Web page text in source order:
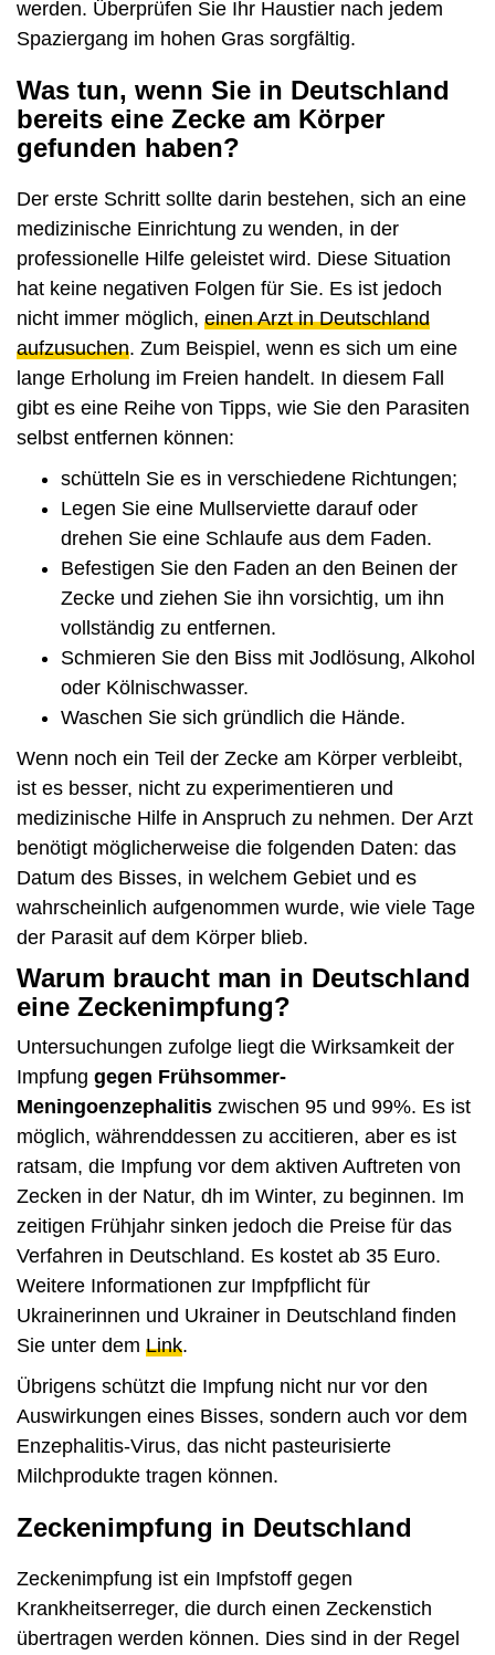
werden. Überprüfen Sie Ihr Haustier nach jedem
Spaziergang im hohen Gras sorgfältig.
Was tun, wenn Sie in Deutschland
bereits eine Zecke am Körper
gefunden haben?
Der erste Schritt sollte darin bestehen, sich an eine
medizinische Einrichtung zu wenden, in der
professionelle Hilfe geleistet wird. Diese Situation
hat keine negativen Folgen für Sie. Es ist jedoch
nicht immer möglich, einen Arzt in Deutschland
aufzusuchen. Zum Beispiel, wenn es sich um eine
lange Erholung im Freien handelt. In diesem Fall
gibt es eine Reihe von Tipps, wie Sie den Parasiten
selbst entfernen können:
schütteln Sie es in verschiedene Richtungen;
Legen Sie eine Mullserviette darauf oder
drehen Sie eine Schlaufe aus dem Faden.
Befestigen Sie den Faden an den Beinen der
Zecke und ziehen Sie ihn vorsichtig, um ihn
vollständig zu entfernen.
Schmieren Sie den Biss mit Jodlösung, Alkohol
oder Kölnischwasser.
Waschen Sie sich gründlich die Hände.
Wenn noch ein Teil der Zecke am Körper verbleibt,
ist es besser, nicht zu experimentieren und
medizinische Hilfe in Anspruch zu nehmen. Der Arzt
benötigt möglicherweise die folgenden Daten: das
Datum des Bisses, in welchem Gebiet und es
wahrscheinlich aufgenommen wurde, wie viele Tage
der Parasit auf dem Körper blieb.
Warum braucht man in Deutschland
eine Zeckenimpfung?
Untersuchungen zufolge liegt die Wirksamkeit der
Impfung gegen Frühsommer-
Meningoenzephalitis zwischen 95 und 99%. Es ist
möglich, währenddessen zu accitieren, aber es ist
ratsam, die Impfung vor dem aktiven Auftreten von
Zecken in der Natur, dh im Winter, zu beginnen. Im
zeitigen Frühjahr sinken jedoch die Preise für das
Verfahren in Deutschland. Es kostet ab 35 Euro.
Weitere Informationen zur Impfpflicht für
Ukrainerinnen und Ukrainer in Deutschland finden
Sie unter dem Link.
Übrigens schützt die Impfung nicht nur vor den
Auswirkungen eines Bisses, sondern auch vor dem
Enzephalitis-Virus, das nicht pasteurisierte
Milchprodukte tragen können.
Zeckenimpfung in Deutschland
Zeckenimpfung ist ein Impfstoff gegen
Krankheitserreger, die durch einen Zeckenstich
übertragen werden können. Dies sind in der Regel